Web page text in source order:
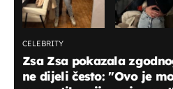
CELEBRITY
Zsa Zsa pokazala
ne dijeli često: "Ovo je